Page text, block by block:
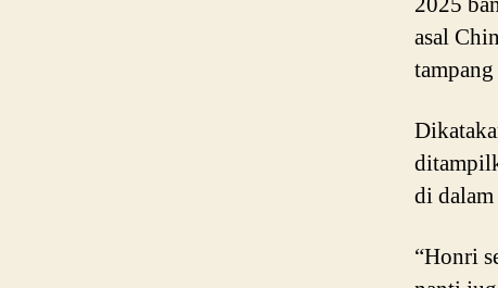
asal
di
“Honri